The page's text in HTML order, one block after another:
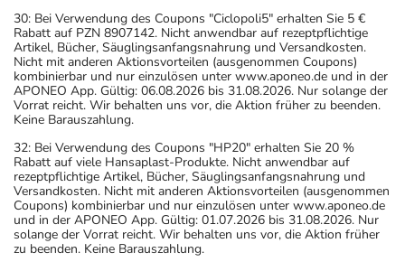
30: Bei Verwendung des Coupons "Ciclopoli5" erhalten Sie 5 €
Rabatt auf PZN 8907142. Nicht anwendbar auf rezeptpflichtige
Artikel, Bücher, Säuglingsanfangsnahrung und Versandkosten.
Nicht mit anderen Aktionsvorteilen (ausgenommen Coupons)
kombinierbar und nur einzulösen unter www.aponeo.de und in der
APONEO App. Gültig: 06.08.2026 bis 31.08.2026. Nur solange der
Vorrat reicht. Wir behalten uns vor, die Aktion früher zu beenden.
Keine Barauszahlung.
32: Bei Verwendung des Coupons "HP20" erhalten Sie 20 %
Rabatt auf viele Hansaplast-Produkte. Nicht anwendbar auf
rezeptpflichtige Artikel, Bücher, Säuglingsanfangsnahrung und
Versandkosten. Nicht mit anderen Aktionsvorteilen (ausgenommen
Coupons) kombinierbar und nur einzulösen unter www.aponeo.de
und in der APONEO App. Gültig: 01.07.2026 bis 31.08.2026. Nur
solange der Vorrat reicht. Wir behalten uns vor, die Aktion früher
zu beenden. Keine Barauszahlung.